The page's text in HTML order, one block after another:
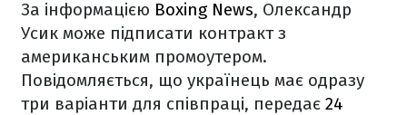
За інформацією Boxing News, Олександр
Усик може підписати контракт з
американським промоутером.
Повідомляється, що українець має одразу
три варіанти для співпраці, передає 24